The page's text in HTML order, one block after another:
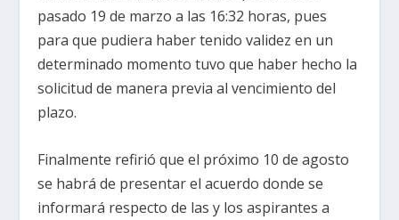
pasado 19 de marzo a las 16:32 horas, pues
para que pudiera haber tenido validez en un
determinado momento tuvo que haber hecho la
solicitud de manera previa al vencimiento del
plazo.
Finalmente refirió que el próximo 10 de agosto
se habrá de presentar el acuerdo donde se
informará respecto de las y los aspirantes a